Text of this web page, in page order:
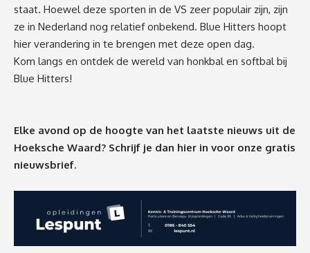
staat. Hoewel deze sporten in de VS zeer populair zijn, zijn
ze in Nederland nog relatief onbekend. Blue Hitters hoopt
hier verandering in te brengen met deze open dag.
Kom langs en ontdek de wereld van honkbal en softbal bij
Blue Hitters!
Elke avond op de hoogte van het laatste nieuws uit de
Hoeksche Waard? Schrijf je dan hier in voor onze gratis
nieuwsbrief.